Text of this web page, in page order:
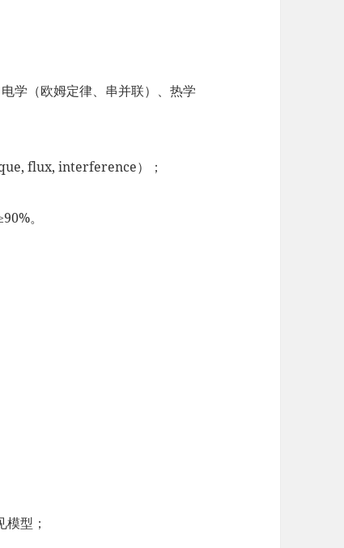
学（欧姆定律、串并联）、热学
flux, interference）；
。
型；